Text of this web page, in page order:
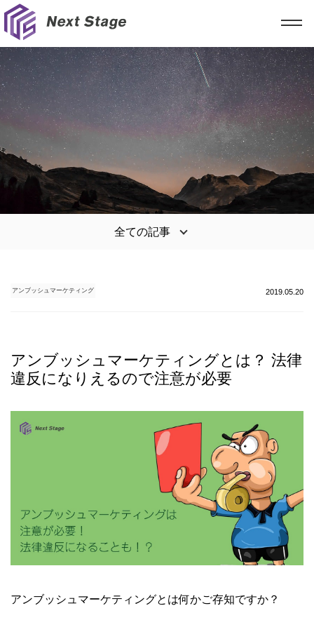
全ての記事
アンブッシュマーケティング 2019.05.20
アンブッシュマーケティングとは？ 法律
違反になりえるので注意が必要
アンブッシュマーケティングとは何かご存知ですか？